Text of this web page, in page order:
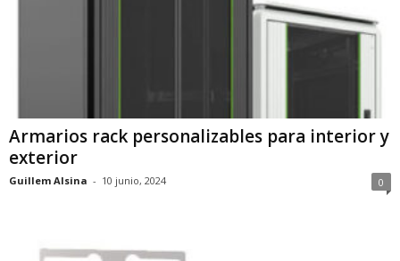
Armarios rack personalizables para interior y
exterior
Guillem Alsina - 10 junio, 2024 0